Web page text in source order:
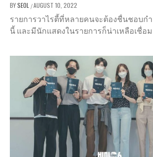
BYSEOL /AUGUST 10, 2022
รายการวาไรตี้ที่หลายคนจะต้องชื่นชอบกำ
นี้ และมีนักแสดงในรายการก็น่าเหลือเชื่อ